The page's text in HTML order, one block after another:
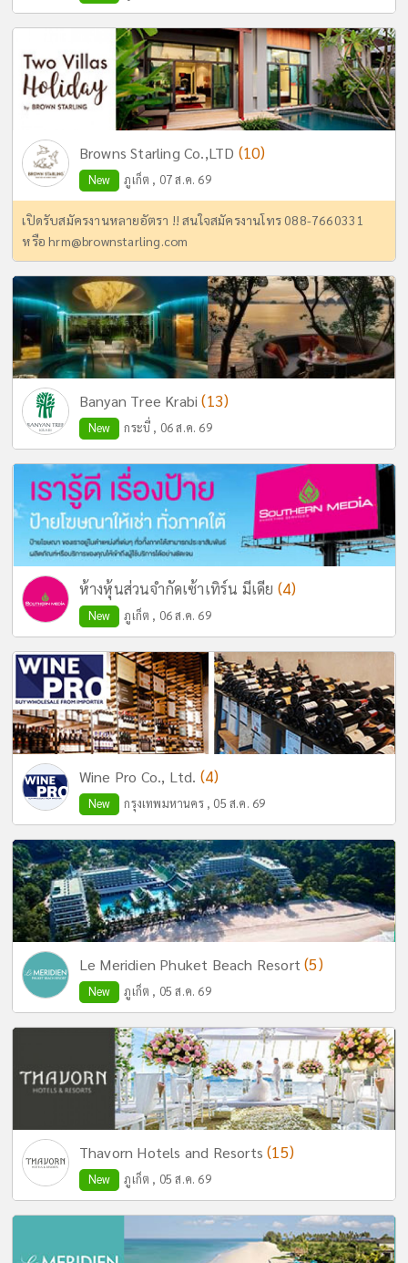
Browns Starling Co.,LTD (10)
New ภูเก็ต , 07 ส.ค. 69
เปิดรับสมัครงานหลายอัตรา !! สนใจสมัครงานโทร 088-7660331
หรือhrm@brownstarling.com
Banyan Tree Krabi(13)
New กระบี่ , 06 ส.ค. 69
ห้างหุ้นส่วนจำกัดเซ้าเทิร์น มีเดีย (4)
New ภูเก็ต , 06 ส.ค. 69
Wine Pro Co., Ltd. (4)
New กรุงเทพมหานคร , 05 ส.ค. 69
Le Meridien Phuket Beach Resort(5)
New ภูเก็ต , 05 ส.ค. 69
Thavorn Hotels and Resorts(15)
New ภูเก็ต , 05 ส.ค. 69